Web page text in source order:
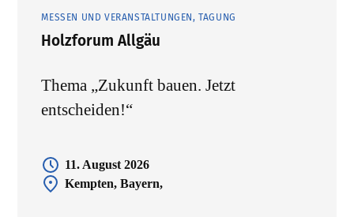
MESSEN UND VERANSTALTUNGEN, TAGUNG
Holzforum Allgäu
Thema „Zukunft bauen. Jetzt
entscheiden!“
11. August 2026
Kempten, Bayern,